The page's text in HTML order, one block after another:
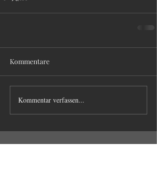
Kommentare
Kommentar verfassen...